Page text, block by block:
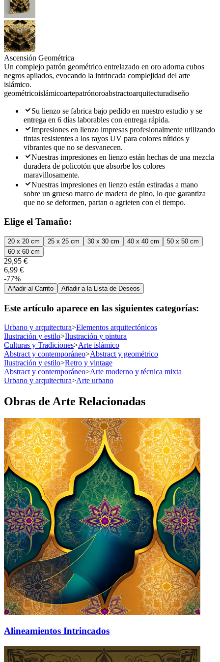
Ascensión Geométrica
Un complejo patrón geométrico entrelazado en oro adorna cubos
negros apilados, evocando la intrincada complejidad del arte
islámico.
geométricoislámicoartepatrónoroabstractoarquitecturadiseño
Su lienzo se fabrica bajo pedido en nuestro estudio y se
entrega en 6 días laborables con entrega rápida.
Impresiones en lienzo impresas profesionalmente utilizando
tintas resistentes a los rayos UV para colores nítidos y
vibrantes que no se desvanecen.
Nuestras impresiones en lienzo están hechas de una mezcla
duradera de policotón que absorbe los colores
maravillosamente.
Nuestras impresiones en lienzo están estiradas a mano
sobre un grueso marco de madera de pino, lo que garantiza
que no se deformen, partan o agrieten con el tiempo.
Elige el Tamaño:
20 x 20 cm 25 x 25 cm 30 x 30 cm 40 x 40 cm
50 x 50 cm
60 x 60 cm
29,95 €
6,99 €
-77%
Añadir al Carrito Añadir a la Lista de Deseos
Este artículo aparece en las siguientes categorías:
Urbano y arquitectura>Elementos arquitectónicos
Ilustración y estilo>Ilustración y pintura
Culturas y Tradiciones>Arte islámico
Abstract y contemporáneo>Abstract y geométrico
Ilustración y estilo>Retro y vintage
Abstract y contemporáneo>Arte moderno y técnica mixta
Urbano y arquitectura>Arte urbano
Obras de Arte Relacionadas
Alineamientos Intrincados